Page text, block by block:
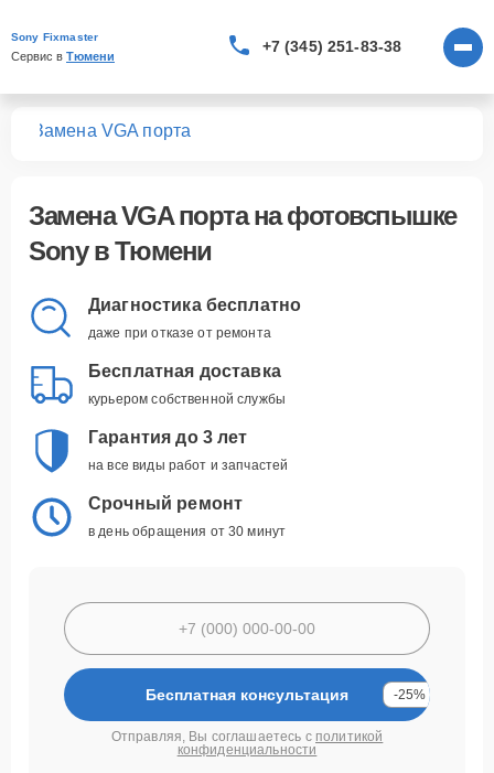
Sony Fixmaster
Сервис в Тюмени
+7 (345) 251-83-38
Замена VGA порта
Замена VGA портана фотовспышке
Sony в Тюмени
Диагностика бесплатно
даже при отказе от ремонта
Бесплатная доставка
курьером собственной службы
Гарантия до 3 лет
на все виды работ и запчастей
Срочный ремонт
в день обращения от 30 минут
Бесплатная консультация -25%
Отправляя, Вы соглашаетесь с политикой
конфиденциальности